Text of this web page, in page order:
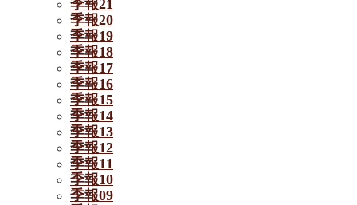
季報21
季報20
季報19
季報18
季報17
季報16
季報15
季報14
季報13
季報12
季報11
季報10
季報09